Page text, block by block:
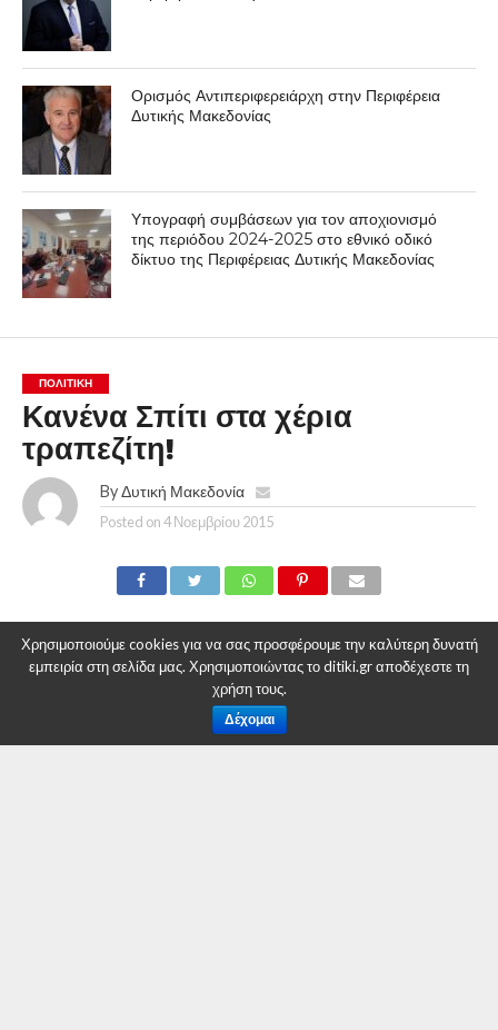
Ορισμός Αντιπεριφερειάρχη στην Περιφέρεια
Δυτικής Μακεδονίας
Υπογραφή συμβάσεων για τον αποχιονισμό
της περιόδου 2024-2025 στο εθνικό οδικό
δίκτυο της Περιφέρειας Δυτικής Μακεδονίας
ΠΟΛΙΤΙΚΉ
Κανένα Σπίτι στα χέρια
τραπεζίτη!
By Δυτική Μακεδονία
Posted on4 Νοεμβρίου 2015
1) Η κατεύθυνση ανακεφαλαιοποίησης των τραπεζών
αποτελεί νέο μεγάλο οικονομικό, κοινωνικό και πολιτικό
σκάνδαλο υπέρ των τραπεζιτών. Με ευθύνη της
Χρησιμοποιούμε cookies για να σας προσφέρουμε την καλύτερη δυνατή
εμπειρία στη σελίδα μας. Χρησιμοποιώντας το ditiki.gr αποδέχεστε τη
χρήση τους.
Δέχομαι